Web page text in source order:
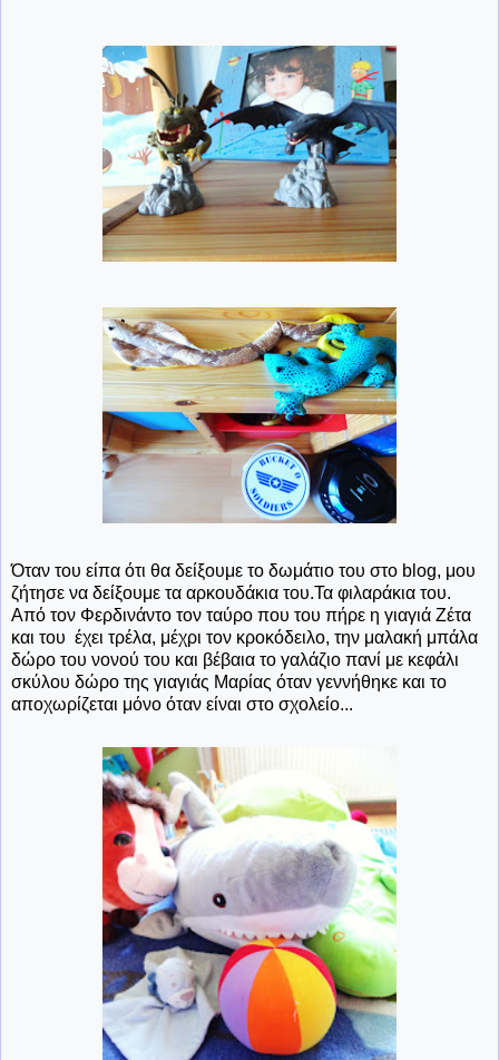
Όταν του είπα ότι θα δείξουμε το δωμάτιο του στο blog, μου
ζήτησε να δείξουμε τα αρκουδάκια του.Τα φιλαράκια του.
Από τον Φερδινάντο τον ταύρο που του πήρε η γιαγιά Ζέτα
και του έχει τρέλα, μέχρι τον κροκόδειλο, την μαλακή μπάλα
δώρο του νονού του και βέβαια το γαλάζιο πανί με κεφάλι
σκύλου δώρο της γιαγιάς Μαρίας όταν γεννήθηκε και το
αποχωρίζεται μόνο όταν είναι στο σχολείο...